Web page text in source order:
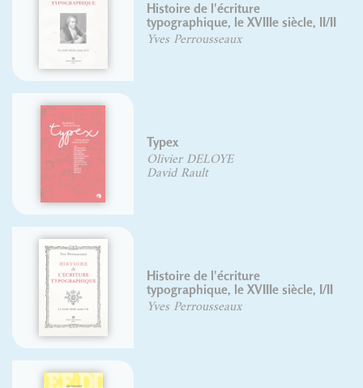
Histoire de l'écriture
typographique, le XVIIIe siècle, II/II
Yves Perrousseaux
Typex
Olivier DELOYE
Histoire de l'écriture
typographique, le XVIIIe siècle, I/II
Yves Perrousseaux